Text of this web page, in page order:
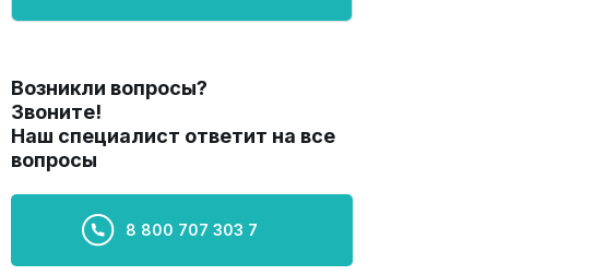
Возникли вопросы?
Звоните!
Наш специалист ответит на все
вопросы
8 800 707 303 7